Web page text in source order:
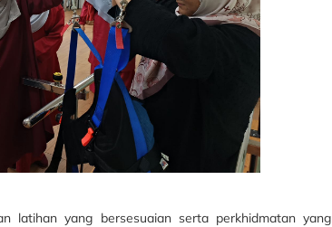
latihan yang bersesuaian serta perkhidmatan yang